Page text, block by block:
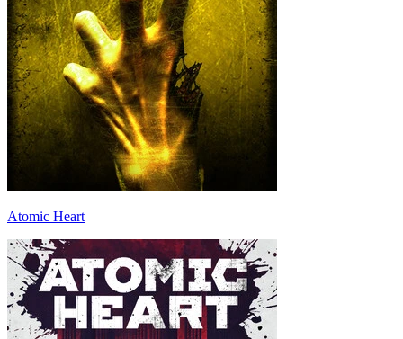
Atomic Heart